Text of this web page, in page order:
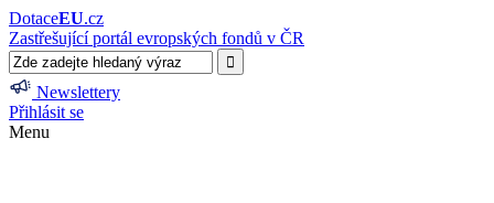
DotaceEU.cz
Zastřešující portál evropských fondů v ČR
Newslettery
Přihlásit se
Menu